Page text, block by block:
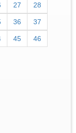
27 28
36 37
45 46